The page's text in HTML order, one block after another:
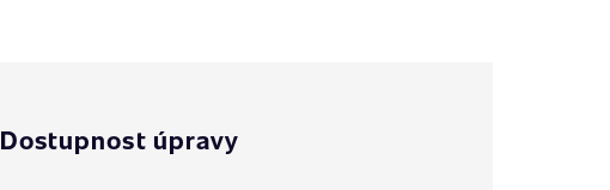
Dostupnost úpravy